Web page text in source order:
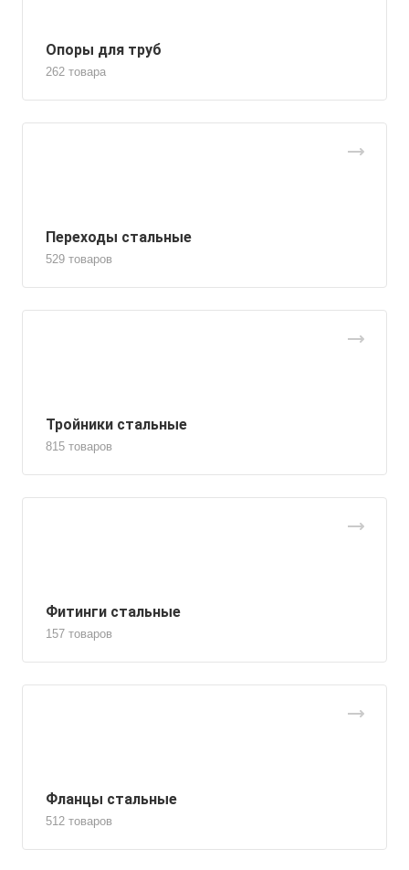
Опоры для труб
262 товара
Переходы стальные
529 товаров
Тройники стальные
815 товаров
Фитинги стальные
157 товаров
Фланцы стальные
512 товаров